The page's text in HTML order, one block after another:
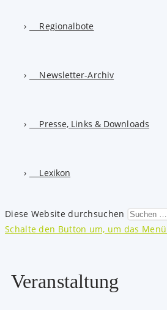
Regionalbote
Newsletter-Archiv
Presse, Links & Downloads
Lexikon
Diese Website durchsuchen
Schalte den Button um, um das
Veranstaltung